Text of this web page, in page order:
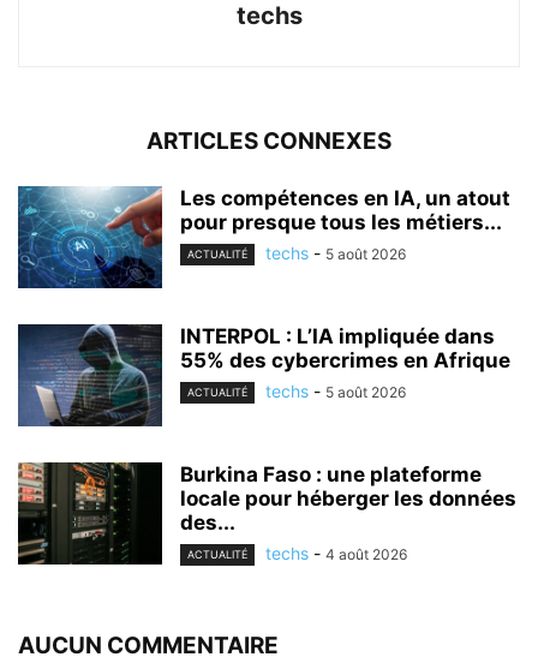
techs
ARTICLES CONNEXES
Les compétences en IA, un atout
pour presque tous les métiers...
ACTUALITÉ techs - 5 août 2026
INTERPOL : L’IA impliquée dans
55% des cybercrimes en Afrique
ACTUALITÉ techs - 5 août 2026
Burkina Faso : une plateforme
locale pour héberger les données
des...
ACTUALITÉ techs - 4 août 2026
AUCUN COMMENTAIRE